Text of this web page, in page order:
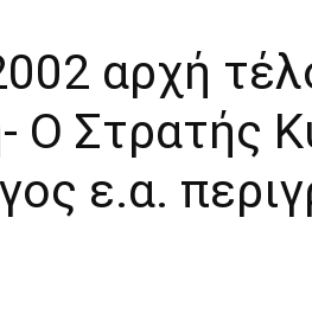
αρχή
Ο Στρατής
ε.α.